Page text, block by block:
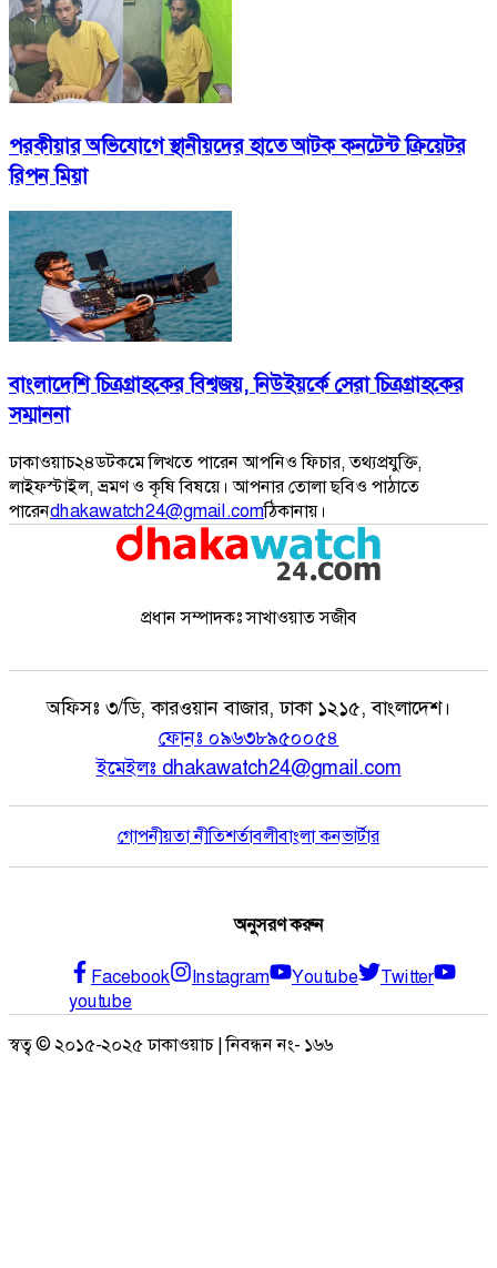
পরকীয়ার অভিযোগে স্থানীয়দের হাতে আটক কনটেন্ট ক্রিয়েটর
রিপন মিয়া
বাংলাদেশি চিত্রগ্রাহকের বিশ্বজয়, নিউইয়র্কে সেরা চিত্রগ্রাহকের
সম্মাননা
ঢাকাওয়াচ২৪ডটকমে লিখতে পারেন আপনিও ফিচার, তথ্যপ্রযুক্তি,
লাইফস্টাইল, ভ্রমণ ও কৃষি বিষয়ে। আপনার তোলা ছবিও পাঠাতে
পারেনdhakawatch24@gmail.comঠিকানায়।
প্রধান সম্পাদকঃ সাখাওয়াত সজীব
অফিসঃ ৩/ডি, কারওয়ান বাজার, ঢাকা ১২১৫, বাংলাদেশ।
ফোনঃ ০৯৬৩৮৯৫০০৫৪
ইমেইলঃ dhakawatch24@gmail.com
গোপনীয়তা নীতিশর্তাবলীবাংলা কনভার্টার
অনুসরণ করুন
Facebook Instagram Youtube
Twitter
youtube
স্বত্ব © ২০১৫-২০২৫ ঢাকাওয়াচ | নিবন্ধন নং- ১৬৬